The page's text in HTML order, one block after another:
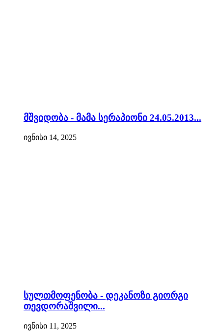
მშვიდობა - მამა სერაპიონი 24.05.2013...
ივნისი 14, 2025
სულთმოფენობა - დეკანოზი გიორგი
თევდორაშვილი...
ივნისი 11, 2025